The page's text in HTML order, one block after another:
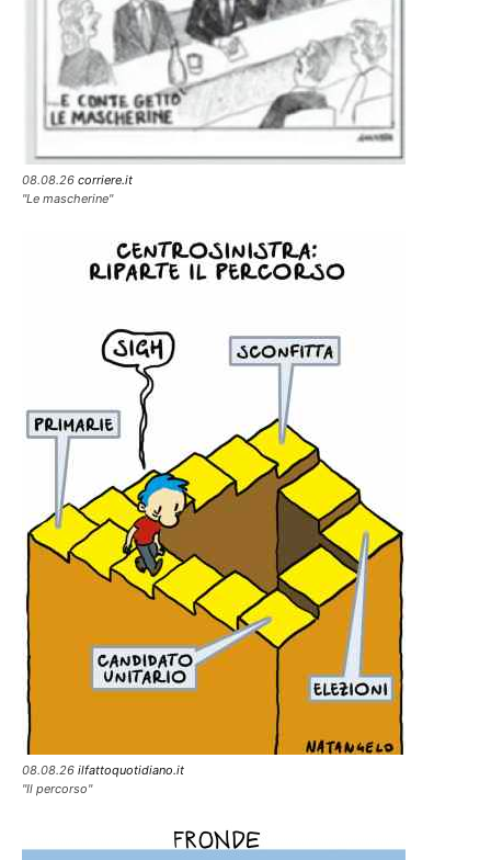
08.08.26 corriere.it
"Le mascherine"
08.08.26 ilfattoquotidiano.it
"Il percorso"